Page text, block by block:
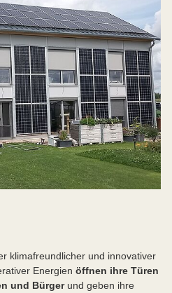
klimafreundlicher und innovativer
Energien öffnen ihre Türen
und Bürgerund geben ihre